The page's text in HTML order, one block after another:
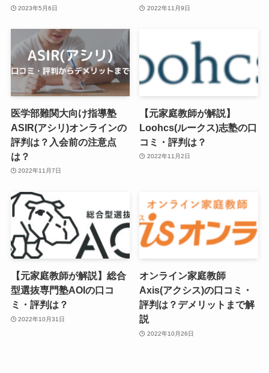
2023年5月6日 2022年11月9日
医学部難関大向け指導塾
ASIR(アシリ)オンラインの
評判は？入会前の注意点
は？
2022年11月7日
【元家庭教師が解説】
Loohcs(ルークス)志塾の口
コミ・評判は？
2022年11月2日
【元家庭教師が解説】総合
型選抜専門塾AOIの口コ
ミ・評判は？
2022年10月31日
オンライン家庭教師
Axis(アクシス)の口コミ・
評判は？デメリットまで解
説
2022年10月26日